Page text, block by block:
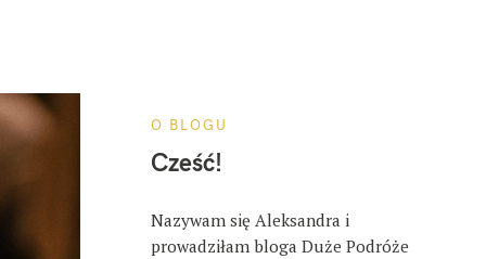
O BLOGU
Cześć!
Nazywam się Aleksandra i
prowadziłam bloga Duże Podróże